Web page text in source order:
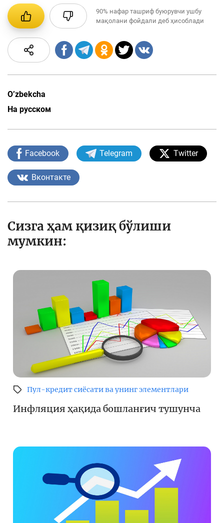
90% нафар ташриф буюрувчи ушбу
мақолани фойдали деб ҳисоблади
O’zbekcha
На русском
Facebook Telegram Twitter
Вконтакте
Сизга ҳам қизиқ бўлиши
мумкин:
Пул-кредит сиёсати ва унинг элементлари
Инфляция ҳақида бошланғич тушунча